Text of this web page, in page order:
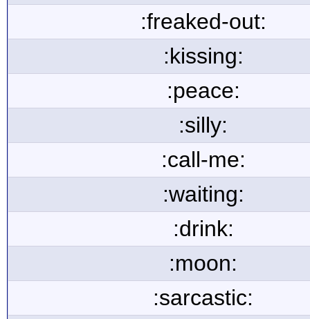
:freaked-out:
:kissing:
:peace:
:silly:
:call-me:
:waiting:
:drink:
:moon:
:sarcastic: